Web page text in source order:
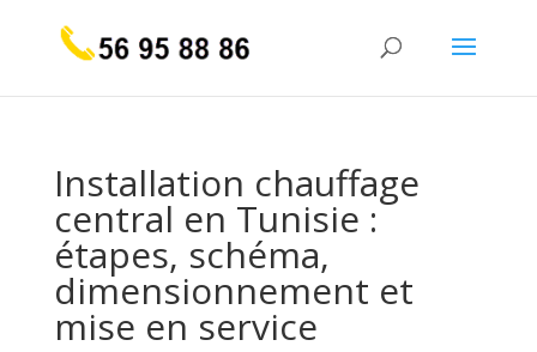
Installation chauffage
central en Tunisie :
étapes, schéma,
dimensionnement et
mise en service